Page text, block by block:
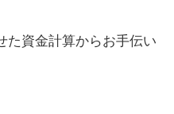
た資金計算からお手伝い